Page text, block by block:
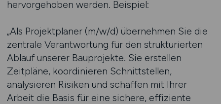
hervorgehoben werden. Beispiel:
„Als Projektplaner (m/w/d) übernehmen Sie die
zentrale Verantwortung für den strukturierten
Ablauf unserer Bauprojekte. Sie erstellen
Zeitpläne, koordinieren Schnittstellen,
analysieren Risiken und schaffen mit Ihrer
Arbeit die Basis für eine sichere, effiziente